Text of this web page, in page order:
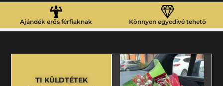
Ajándék erős férfiaknak Könnyen egyedivé tehető
TI KÜLDTÉTEK